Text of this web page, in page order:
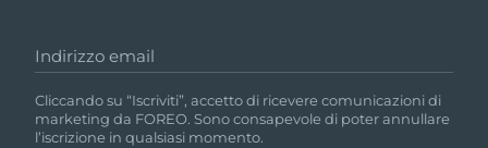
Indirizzo email
Cliccando su “Iscriviti”, accetto di ricevere comunicazioni di
marketing da FOREO. Sono consapevole di poter annullare
l’iscrizione in qualsiasi momento.